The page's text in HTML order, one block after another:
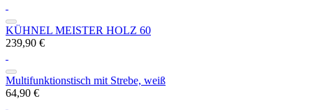
KÜHNEL MEISTER HOLZ 60
239,90 €
Multifunktionstisch mit Strebe, weiß
64,90 €